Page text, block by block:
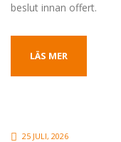
beslut innan offert.
LÄS MER
25 JULI, 2026